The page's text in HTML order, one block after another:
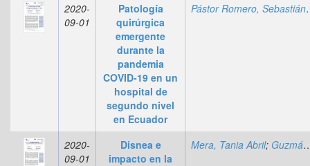
2020-
09-01
Patología
quirúrgica
emergente
durante la
pandemia
COVID-19 en un
hospital de
segundo nivel
en Ecuador
Pástor
2020-
09-01
Disnea e
impacto en la
Mera, Tania Abril; Guzmán Menéndez, Gianna